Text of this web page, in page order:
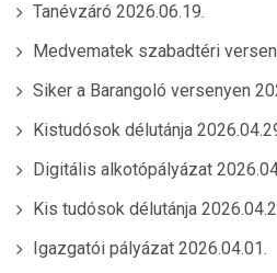
Tanévzáró 2026.06.19.
Medvematek szabadtéri
Siker a Barangoló versenyen
Kistudósok délutánja
Digitális alkotópályázat
Kis tudósok délutánja
Igazgatói pályázat 2026.04.01.